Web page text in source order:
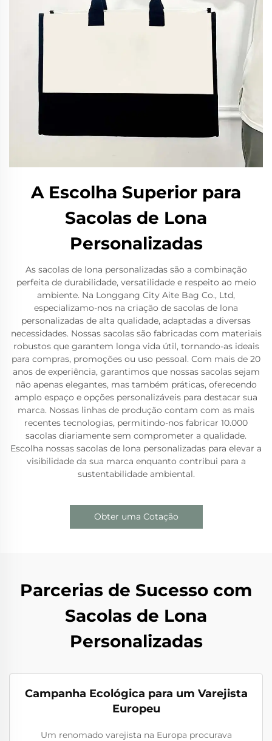
A Escolha Superior para
Sacolas de Lona
Personalizadas
As sacolas de lona personalizadas são a combinação
perfeita de durabilidade, versatilidade e respeito ao meio
ambiente. Na Longgang City Aite Bag Co., Ltd,
especializamo-nos na criação de sacolas de lona
personalizadas de alta qualidade, adaptadas a diversas
necessidades. Nossas sacolas são fabricadas com materiais
robustos que garantem longa vida útil, tornando-as ideais
para compras, promoções ou uso pessoal. Com mais de 20
anos de experiência, garantimos que nossas sacolas sejam
não apenas elegantes, mas também práticas, oferecendo
amplo espaço e opções personalizáveis para destacar sua
marca. Nossas linhas de produção contam com as mais
recentes tecnologias, permitindo-nos fabricar 10.000
sacolas diariamente sem comprometer a qualidade.
Escolha nossas sacolas de lona personalizadas para elevar a
visibilidade da sua marca enquanto contribui para a
sustentabilidade ambiental.
Obter uma Cotação
Parcerias de Sucesso com
Sacolas de Lona
Personalizadas
Campanha Ecológica para um Varejista
Europeu
Um renomado varejista na Europa procurava